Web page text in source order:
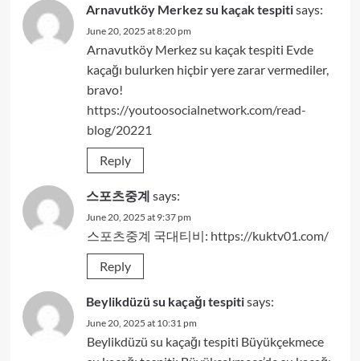
Arnavutköy Merkez su kaçak tespitisays:
June 20, 2025 at 8:20 pm
Arnavutköy Merkez su kaçak tespiti Evde
kaçağı bulurken hiçbir yere zarar vermediler,
bravo!
https://youtoosocialnetwork.com/read-
blog/20221
Reply
스포츠중계 says:
June 20, 2025 at 9:37 pm
스포츠중계 국대티비: https://kuktv01.com/
Reply
Beylikdüzü su kaçağı tespitisays:
June 20, 2025 at 10:31 pm
Beylikdüzü su kaçağı tespiti Büyükçekmece